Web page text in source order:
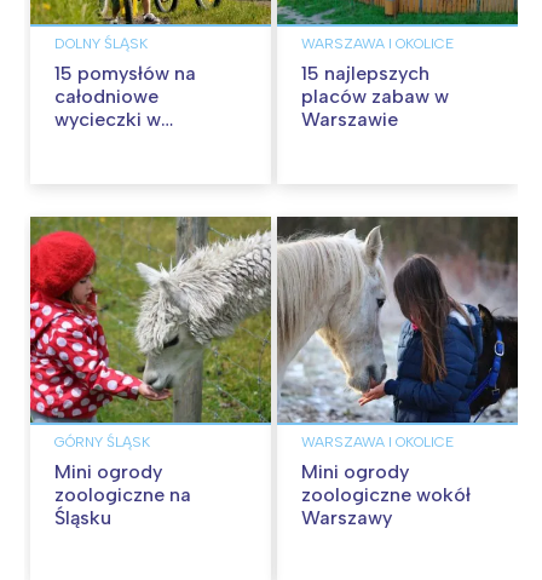
DOLNY ŚLĄSK
15 pomysłów na
całodniowe
wycieczki w
WARSZAWA I OKOLICE
15 najlepszych
placów zabaw w
Warszawie
GÓRNY ŚLĄSK
Mini ogrody
zoologiczne na
Śląsku
WARSZAWA I OKOLICE
Mini ogrody
zoologiczne wokół
Warszawy